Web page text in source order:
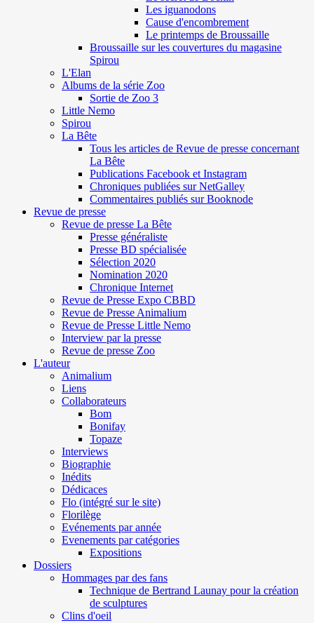
Les iguanodons
Cause d'encombrement
Le printemps de Broussaille
Broussaille sur les couvertures du magasine
Spirou
L'Elan
Albums de la série Zoo
Sortie de Zoo 3
Little Nemo
Spirou
La Bête
Tous les articles de Revue de presse concernant
La Bête
Publications Facebook et Instagram
Chroniques publiées sur NetGalley
Commentaires publiés sur Booknode
Revue de presse
Revue de presse La Bête
Presse généraliste
Presse BD spécialisée
Sélection 2020
Nomination 2020
Chronique Internet
Revue de Presse Expo CBBD
Revue de Presse Animalium
Revue de Presse Little Nemo
Interview par la presse
Revue de presse Zoo
L'auteur
Animalium
Liens
Collaborateurs
Bom
Bonifay
Topaze
Interviews
Biographie
Inédits
Dédicaces
Flo (intégré sur le site)
Florilège
Evénements par année
Evenements par catégories
Expositions
Dossiers
Hommages par des fans
Technique de Bertrand Launay pour la création
de sculptures
Clins d'oeil